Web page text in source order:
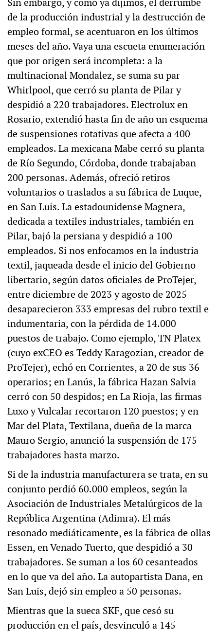
Sin embargo, y como ya dijimos, el derrumbe
de la producción industrial y la destrucción de
empleo formal, se acentuaron en los últimos
meses del año. Vaya una escueta enumeración
que por origen será incompleta: a la
multinacional Mondalez, se suma su par
Whirlpool, que cerró su planta de Pilar y
despidió a 220 trabajadores. Electrolux en
Rosario, extendió hasta fin de año un esquema
de suspensiones rotativas que afecta a 400
empleados. La mexicana Mabe cerró su planta
de Río Segundo, Córdoba, donde trabajaban
200 personas. Además, ofreció retiros
voluntarios o traslados a su fábrica de Luque,
en San Luis. La estadounidense Magnera,
dedicada a textiles industriales, también en
Pilar, bajó la persiana y despidió a 100
empleados. Si nos enfocamos en la industria
textil, jaqueada desde el inicio del Gobierno
libertario, según datos oficiales de ProTejer,
entre diciembre de 2023 y agosto de 2025
desaparecieron 333 empresas del rubro textil e
indumentaria, con la pérdida de 14.000
puestos de trabajo. Como ejemplo, TN Platex
(cuyo exCEO es Teddy Karagozian, creador de
ProTejer), echó en Corrientes, a 20 de sus 36
operarios; en Lanús, la fábrica Hazan Salvia
cerró con 50 despidos; en La Rioja, las firmas
Luxo y Vulcalar recortaron 120 puestos; y en
Mar del Plata, Textilana, dueña de la marca
Mauro Sergio, anunció la suspensión de 175
trabajadores hasta marzo.
Si de la industria manufacturera se trata, en su
conjunto perdió 60.000 empleos, según la
Asociación de Industriales Metalúrgicos de la
República Argentina (Adimra). El más
resonado mediáticamente, es la fábrica de ollas
Essen, en Venado Tuerto, que despidió a 30
trabajadores. Se suman a los 60 cesanteados
en lo que va del año. La autopartista Dana, en
San Luis, dejó sin empleo a 50 personas.
Mientras que la sueca SKF, que cesó su
producción en el país, desvinculó a 145